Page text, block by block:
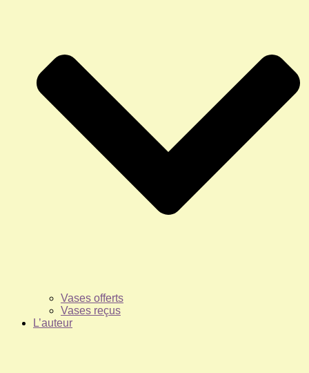
Vases offerts
Vases reçus
L’auteur